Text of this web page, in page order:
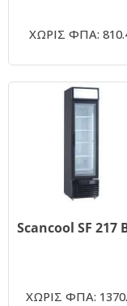
ΧΩΡΙΣ ΦΠΑ:
ΧΩΡΙΣ ΦΠΑ: